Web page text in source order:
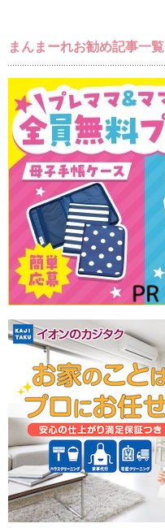
まんまーれお勧め記事一覧